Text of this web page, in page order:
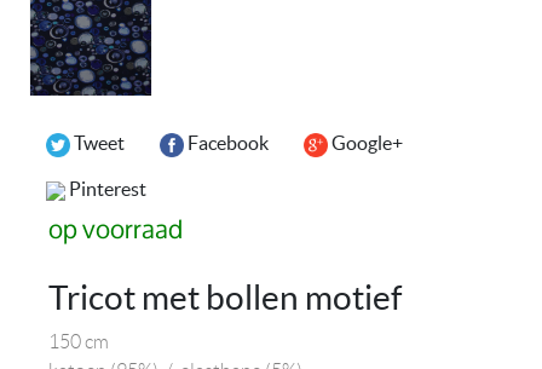
Tweet Facebook Google+
Pinterest
op voorraad
Tricot met bollen motief
150 cm